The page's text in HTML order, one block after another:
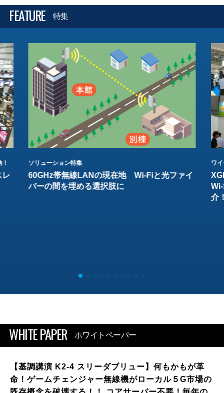
FEATURE 特集
レ
ソリューション特集
60GHz帯無線LANの現在地 Wi-Fiと光ファイ
バーの間を埋める選択肢に
ワ
介
WHITE PAPER ホワイトペーパー
【基調講演 K2-4 スリーダブリュー】何もかもが革
命！ゲームチェンジャー無線機がローカル５G市場の